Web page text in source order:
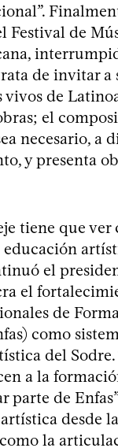
Festival de
de invitar a
vivos de
el
necesario, a
y presenta
tiene que ver
el
el
de
como
del Sodre.
a la
parte de
desde
la